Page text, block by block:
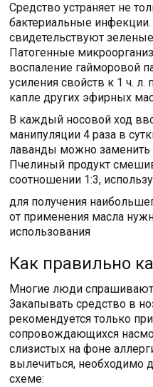
Средство устраняет не
бактериальные
свидетельствуют
Патогенные
воспаление гайморовой
усиления свойств к 1 ч. л.
капле других эфирных
В каждый носовой ход
манипуляции 4 раза в
лаванды можно заменить
Пчелиный продукт
соотношении 1:3,
для получения
от применения масла
использования
Как правильно
Многие люди
Закапывать средство в
рекомендуется только
сопровождающихся
слизистых на фоне
вылечиться, необходимо
схеме: